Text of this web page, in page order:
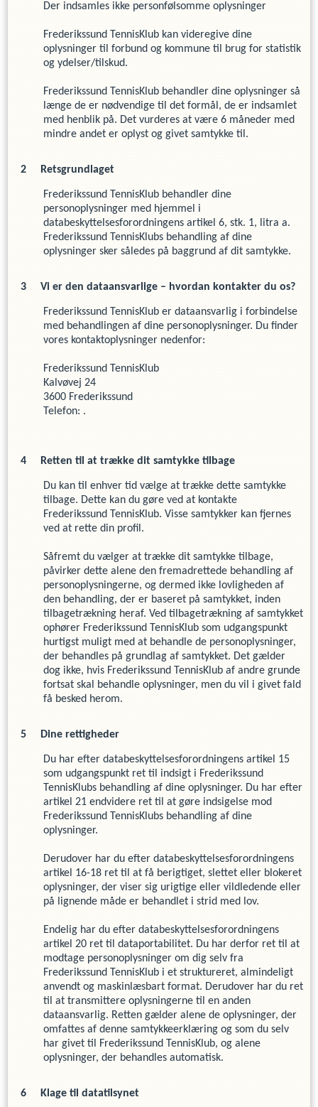
Der indsamles ikke personfølsomme oplysninger
Frederikssund TennisKlub kan videregive dine
oplysninger til forbund og kommune til brug for statistik
og ydelser/tilskud.
Frederikssund TennisKlub behandler dine oplysninger så
længe de er nødvendige til det formål, de er indsamlet
med henblik på. Det vurderes at være 6 måneder med
mindre andet er oplyst og givet samtykke til.
Retsgrundlaget
Frederikssund TennisKlub behandler dine
personoplysninger med hjemmel i
databeskyttelsesforordningens artikel 6, stk. 1, litra a.
Frederikssund TennisKlubs behandling af dine
oplysninger sker således på baggrund af dit samtykke.
Vi er den dataansvarlige – hvordan kontakter du os?
Frederikssund TennisKlub er dataansvarlig i forbindelse
med behandlingen af dine personoplysninger. Du finder
vores kontaktoplysninger nedenfor:
Frederikssund TennisKlub
Kalvøvej 24
3600 Frederikssund
Telefon: .
Retten til at trække dit samtykke tilbage
Du kan til enhver tid vælge at trække dette samtykke
tilbage. Dette kan du gøre ved at kontakte
Frederikssund TennisKlub. Visse samtykker kan fjernes
ved at rette din profil.
Såfremt du vælger at trække dit samtykke tilbage,
påvirker dette alene den fremadrettede behandling af
personoplysningerne, og dermed ikke lovligheden af
den behandling, der er baseret på samtykket, inden
tilbagetrækning heraf. Ved tilbagetrækning af samtykket
ophører Frederikssund TennisKlub som udgangspunkt
hurtigst muligt med at behandle de personoplysninger,
der behandles på grundlag af samtykket. Det gælder
dog ikke, hvis Frederikssund TennisKlub af andre grunde
fortsat skal behandle oplysninger, men du vil i givet fald
få besked herom.
Dine rettigheder
Du har efter databeskyttelsesforordningens artikel 15
som udgangspunkt ret til indsigt i Frederikssund
TennisKlubs behandling af dine oplysninger. Du har efter
artikel 21 endvidere ret til at gøre indsigelse mod
Frederikssund TennisKlubs behandling af dine
oplysninger.
Derudover har du efter databeskyttelsesforordningens
artikel 16-18 ret til at få berigtiget, slettet eller blokeret
oplysninger, der viser sig urigtige eller vildledende eller
på lignende måde er behandlet i strid med lov.
Endelig har du efter databeskyttelsesforordningens
artikel 20 ret til dataportabilitet. Du har derfor ret til at
modtage personoplysninger om dig selv fra
Frederikssund TennisKlub i et struktureret, almindeligt
anvendt og maskinlæsbart format. Derudover har du ret
til at transmittere oplysningerne til en anden
dataansvarlig. Retten gælder alene de oplysninger, der
omfattes af denne samtykkeerklæring og som du selv
har givet til
Frederikssund TennisKlub, og alene
oplysninger, der behandles automatisk.
Klage til datatilsynet